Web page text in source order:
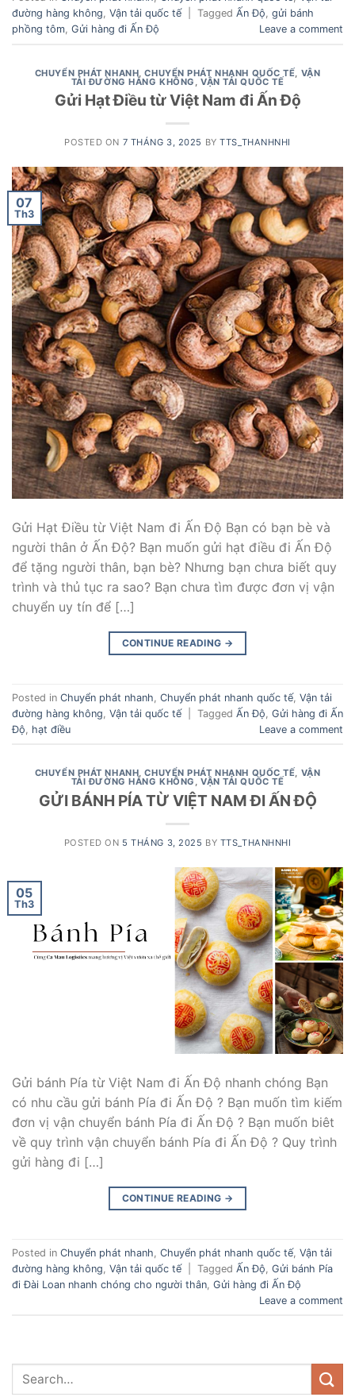
đường hàng không, Vận tải quốc tế Tagged Ấn Độ, gửi bánh
phồng tôm, Gửi hàng đi Ấn Độ Leave a comment
CHUYỂN PHÁT NHANH,CHUYỂN PHÁT NHANH QUỐC TẾ, VẬN
TẢI ĐƯỜNG HÀNG KHÔNG , VẬN TẢI QUỐC TẾ
Gửi Hạt Điều từ Việt Nam đi Ấn Độ
POSTED ON 7 THÁNG 3, 2025 BYTTS_THANHNHI
07
Th3
Gửi Hạt Điều từ Việt Nam đi Ấn Độ Bạn có bạn bè và
người thân ở Ấn Độ? Bạn muốn gửi hạt điều đi Ấn Độ
để tặng người thân, bạn bè? Nhưng bạn chưa biết quy
trình và thủ tục ra sao? Bạn chưa tìm được đơn vị vận
chuyển uy tín để […]
CONTINUE READING →
Posted in Chuyển phát nhanh Chuyển phát nhanh quốc tế Vận tải
đường hàng không Vận tải quốc tế Tagged Ấn Độ Gửi hàng đi Ấn
Độ
hạt điều Leave a comment
CHUYỂN PHÁT NHANH,CHUYỂN PHÁT NHANH QUỐC TẾ, VẬN
TẢI ĐƯỜNG HÀNG KHÔNG , VẬN TẢI QUỐC TẾ
GỬI BÁNH PÍA TỪ VIỆT NAM ĐI ẤN ĐỘ
POSTED ON 5 THÁNG 3, 2025 BY TTS_THANHNHI
05
Th3
Gửi bánh Pía từ Việt Nam đi Ấn Độ nhanh chóng Bạn
có nhu cầu gửi bánh Pía đi Ấn Độ ? Bạn muốn tìm kiếm
đơn vị vận chuyển bánh Pía đi Ấn Độ ? Bạn muốn biêt
về quy trình vận chuyển bánh Pía đi Ấn Độ ? Quy trình
gửi hàng đi […]
CONTINUE READING →
Posted in Chuyển phát nhanh Chuyển phát nhanh quốc tế, Vận tải
đường hàng không Vận tải quốc tế Tagged Ấn Độ Gửi bánh Pía
đi Đài Loan nhanh chóng cho người thân Gửi hàng đi Ấn Độ
Leave a comment